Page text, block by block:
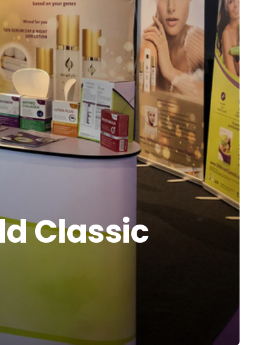
Classic